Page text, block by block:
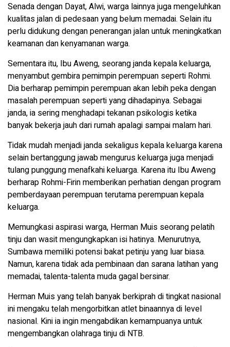
Senada dengan Dayat, Alwi, warga lainnya juga mengeluhkan
kualitas jalan di pedesaan yang belum memadai. Selain itu
perlu didukung dengan penerangan jalan untuk meningkatkan
keamanan dan kenyamanan warga.
Sementara itu, Ibu Aweng, seorang janda kepala keluarga,
menyambut gembira pemimpin perempuan seperti Rohmi.
Dia berharap pemimpin perempuan akan lebih peka dengan
masalah perempuan seperti yang dihadapinya. Sebagai
janda, ia sering menghadapi tekanan psikologis ketika
banyak bekerja jauh dari rumah apalagi sampai malam hari.
Tidak mudah menjadi janda sekaligus kepala keluarga karena
selain bertanggung jawab mengurus keluarga juga menjadi
tulang punggung menafkahi keluarga. Karena itu Ibu Aweng
berharap Rohmi-Firin memberikan perhatian dengan program
pemberdayaan perempuan terutama perempuan kepala
keluarga.
Memungkasi aspirasi warga, Herman Muis seorang pelatih
tinju dan wasit mengungkapkan isi hatinya. Menurutnya,
Sumbawa memiliki potensi bakat petinju yang luar biasa.
Namun, karena tidak ada pembinaan dan sarana latihan yang
memadai, talenta-talenta muda gagal bersinar.
Herman Muis yang telah banyak berkiprah di tingkat nasional
ini mengaku telah mengorbitkan atlet binaannya di level
nasional. Kini ia ingin mengabdikan kemampuanya untuk
mengembangkan olahraga tinju di NTB.